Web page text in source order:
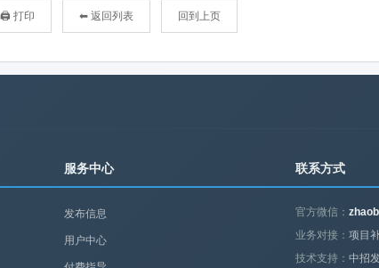
🖨 打印 ⬅ 返回列表 回到上页
服务中心
发布信息
用户中心
联系方式
官方微信：
业务对接：项目
技术支持：中招